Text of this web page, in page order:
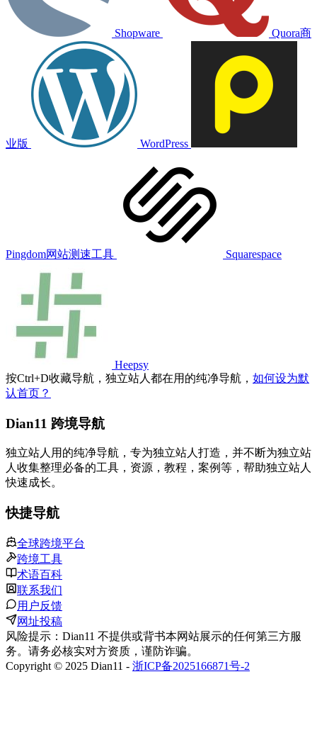
Shopware Quora商
业版 WordPress
Pingdom网站测速工具 Squarespace
Heepsy
按Ctrl+D收藏导航，独立站人都在用的纯净导航， 如何设为默
认首页？
Dian11 跨境导航
独立站人用的纯净导航，专为独立站人打造，并不断为独立站
人收集整理必备的工具，资源，教程，案例等，帮助独立站人
快速成长。
快捷导航
全球跨境平台
跨境工具
术语百科
联系我们
用户反馈
网址投稿
风险提示：Dian11 不提供或背书本网站展示的任何第三方服
务。请务必核实对方资质，谨防诈骗。
Copyright © 2025 Dian11 - 浙ICP备2025166871号-2